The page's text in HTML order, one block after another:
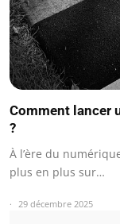
Comment lancer
?
À l’ère du
plus en plus sur…
29 décembre 2025